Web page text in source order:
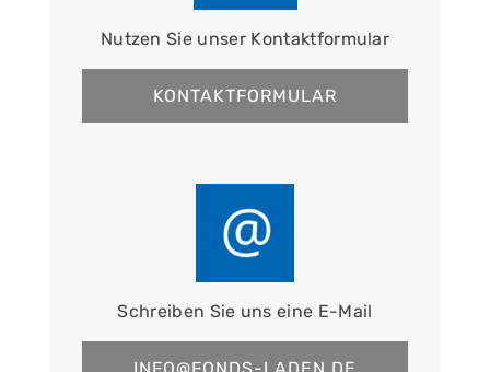
Nutzen Sie unser Kontaktformular
KONTAKTFORMULAR
Schreiben Sie uns eine E-Mail